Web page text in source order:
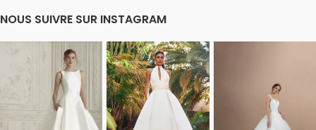
NOUS SUIVRE SUR INSTAGRAM